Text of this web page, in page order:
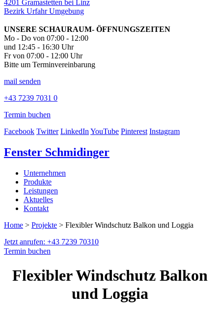
4201 Gramastetten bei Linz
Bezirk Urfahr Umgebung
UNSERE SCHAURAUM- ÖFFNUNGSZEITEN
Mo - Do von 07:00 - 12:00
und 12:45 - 16:30 Uhr
Fr von 07:00 - 12:00 Uhr
Bitte um Terminvereinbarung
mail senden
+43 7239 7031 0
Termin buchen
Facebook Twitter LinkedInYouTube Pinterest Instagram
Fenster Schmidinger
Unternehmen
Produkte
Leistungen
Aktuelles
Kontakt
Home > Projekte > Flexibler Windschutz Balkon und Loggia
Jetzt anrufen: +43 7239 70310
Termin buchen
Flexibler Windschutz Balkon
und Loggia